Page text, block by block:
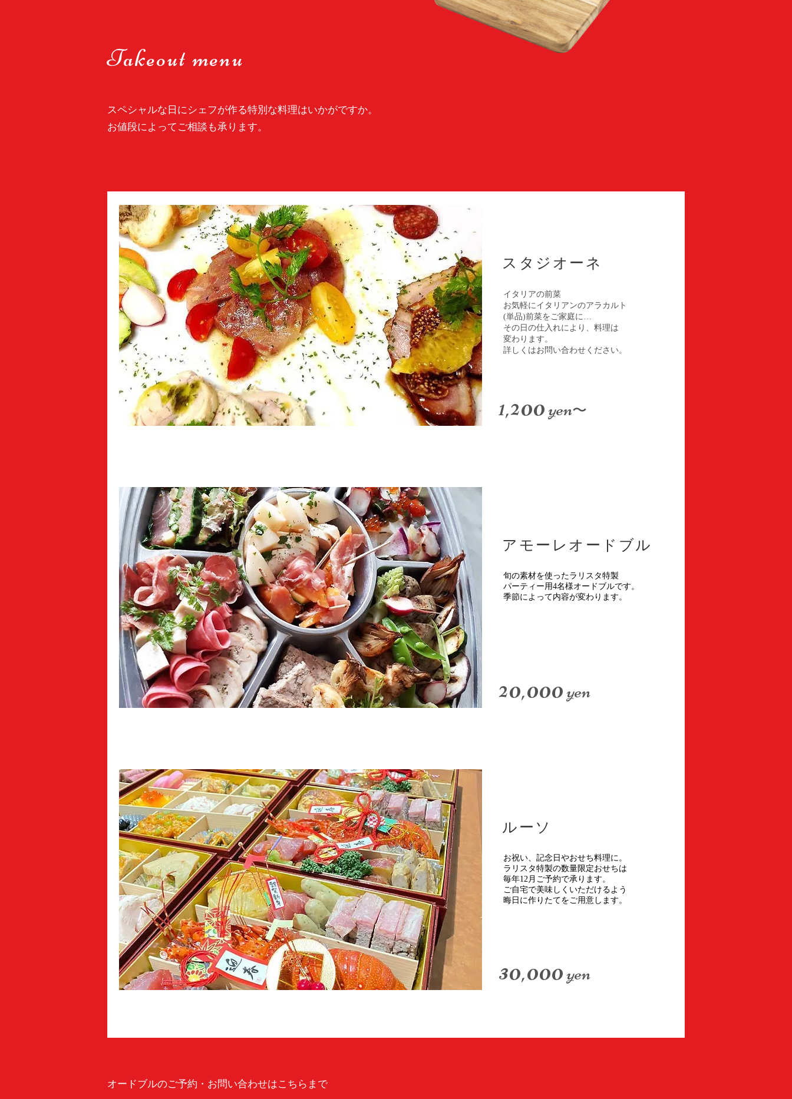
Takeout menu
スペシャルな日にシェフが作る特別な料理はいかがですか。
​お値段によってご相談も承ります。
スタジオーネ
イタリアの前菜
お気軽にイタリアンのアラカルト
(単品)前菜をご家庭に…
その日の仕入れにより、料理は
変わります。
詳しくはお問い合わせください。
1,200yen〜
アモーレオードブル
旬の素材を使ったラリスタ特製
パーティー用4名様オードブルです。
季節によって内容が変わります。
20,000yen
ルーソ
お祝い、記念日やおせち料理に。
ラリスタ特製の数量限定おせちは
毎年12月ご予約で承ります。
ご自宅で美味しくいただけるよう
​晦日に作りたてをご用意します。
30,000yen
オードブルのご予約・お問い合わせはこちらまで